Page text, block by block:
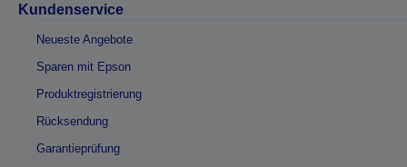
Kundenservice
Neueste Angebote
Sparen mit Epson
Produktregistrierung
Rücksendung
Garantieprüfung